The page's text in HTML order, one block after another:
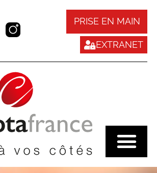
PRISE EN MAIN
EXTRANET